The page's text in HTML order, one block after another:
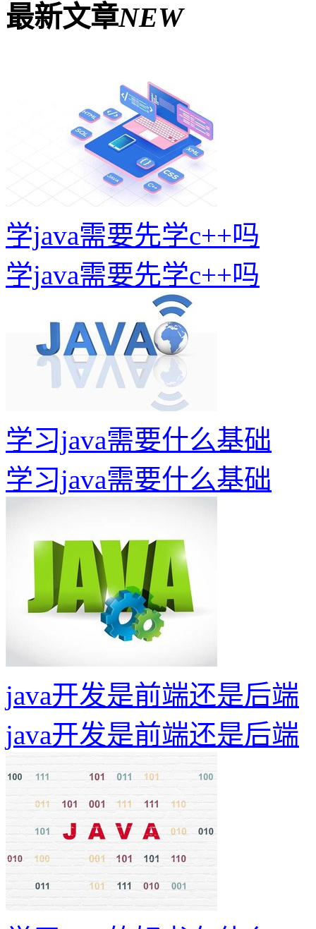
最新文章NEW
学java需要先学c++吗
学java需要先学c++吗
学习java需要什么基础
学习java需要什么基础
java开发是前端还是后端
java开发是前端还是后端